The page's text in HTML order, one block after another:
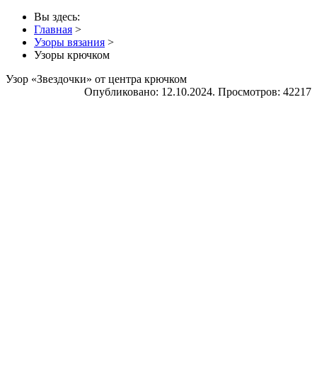
Вы здесь:
Главная >
Узоры вязания >
Узоры крючком
Узор «Звездочки» от центра крючком
Опубликовано: 12.10.2024. Просмотров: 42217